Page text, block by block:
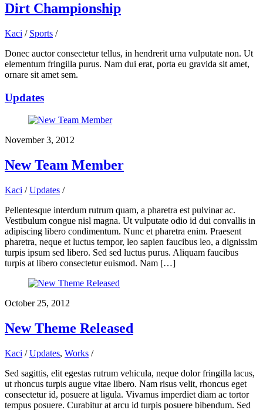
Dirt Championship
Kaci / Sports /
Donec auctor consectetur tellus, in hendrerit urna vulputate non. Ut
elementum fringilla purus. Nam dui erat, porta eu gravida sit amet,
ornare sit amet sem.
Updates
November 3, 2012
New Team Member
Kaci / Updates /
Pellentesque interdum rutrum quam, a pharetra est pulvinar ac.
Vestibulum congue nisl magna. Ut vulputate odio id dui convallis in
adipiscing libero condimentum. Nunc et pharetra enim. Praesent
pharetra, neque et luctus tempor, leo sapien faucibus leo, a dignissim
turpis ipsum sed libero. Sed sed luctus purus. Aliquam faucibus
turpis at libero consectetur euismod. Nam […]
October 25, 2012
New Theme Released
Kaci / Updates, Works /
Sed sagittis, elit egestas rutrum vehicula, neque dolor fringilla lacus,
ut rhoncus turpis augue vitae libero. Nam risus velit, rhoncus eget
consectetur id, posuere at ligula. Vivamus imperdiet diam ac tortor
tempus posuere. Curabitur at arcu id turpis posuere bibendum. Sed